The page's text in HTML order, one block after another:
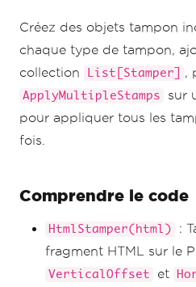
pdf.
pdf. SaveAs(
Créez des objets tampon
chaque type de tampon,
collection
List[Stamper] ,
ApplyMultipleStamps sur
pour appliquer tous les
fois.
Comprendre le code
HtmlStamper(html)
:
fragment HTML sur le
VerticalOffset et